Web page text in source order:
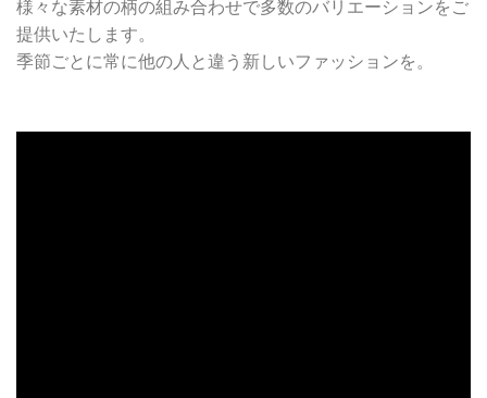
様々な素材の柄の組み合わせで多数のバリエーションをご
提供いたします。
季節ごとに常に他の人と違う新しいファッションを。